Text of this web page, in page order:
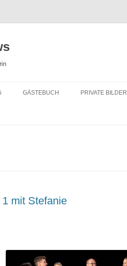
GÄSTEBUCH PRIVATE BILDER
mit Stefanie